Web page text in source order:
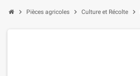
chevron_right Pièces agricoles chevron_right Culture et Récolte chevron_right